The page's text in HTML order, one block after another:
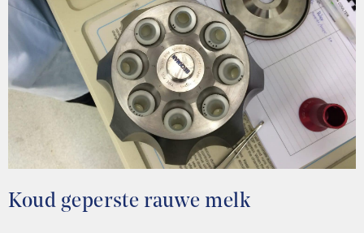
Koud geperste rauwe melk